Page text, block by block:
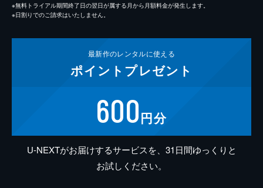
※無料トライアル期間終了日の翌日が属する月から月額料金が発生します。
※日割りでのご請求はいたしません。
最新作のレンタルに使える
ポイント プレゼント
600円分
U-NEXTがお届けするサービスを、31日間ゆっくりと
お試しください。